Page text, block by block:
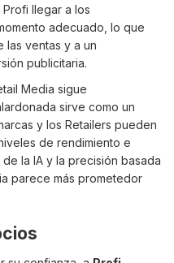
llegar a los
adecuado, lo que
las ventas y a un
publicitaria.
Media sigue
sirve como un
y los Retailers pueden
de rendimiento e
la IA y la precisión basada
parece más prometedor